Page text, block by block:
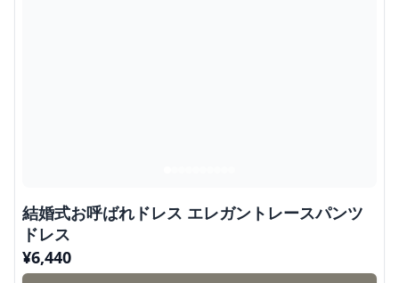
結婚式お呼ばれドレス エレガントレースパンツ
ドレス
¥6,440